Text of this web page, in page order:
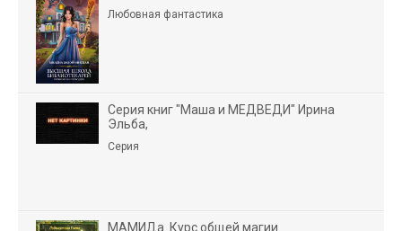
Любовная фантастика
Серия книг "Маша и МЕДВЕДИ" Ирина
Эльба,
Серия
МАМИДа. Курс общей магии